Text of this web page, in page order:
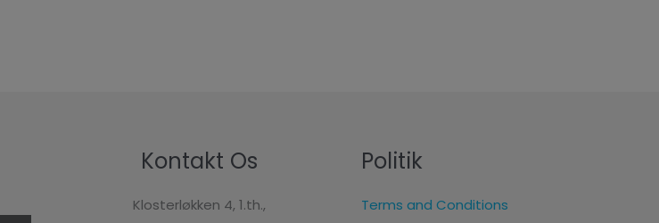
Kontakt Os
Klosterløkken 4, 1.th.,
Politik
Terms and Conditions